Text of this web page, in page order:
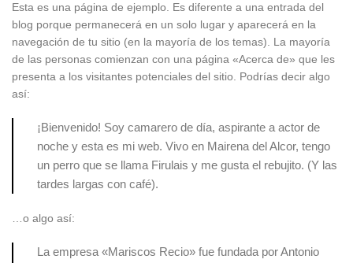
Esta es una página de ejemplo. Es diferente a una entrada del
blog porque permanecerá en un solo lugar y aparecerá en la
navegación de tu sitio (en la mayoría de los temas). La mayoría
de las personas comienzan con una página «Acerca de» que les
presenta a los visitantes potenciales del sitio. Podrías decir algo
así:
¡Bienvenido! Soy camarero de día, aspirante a actor de
noche y esta es mi web. Vivo en Mairena del Alcor, tengo
un perro que se llama Firulais y me gusta el rebujito. (Y las
tardes largas con café).
…o algo así:
La empresa «Mariscos Recio» fue fundada por Antonio